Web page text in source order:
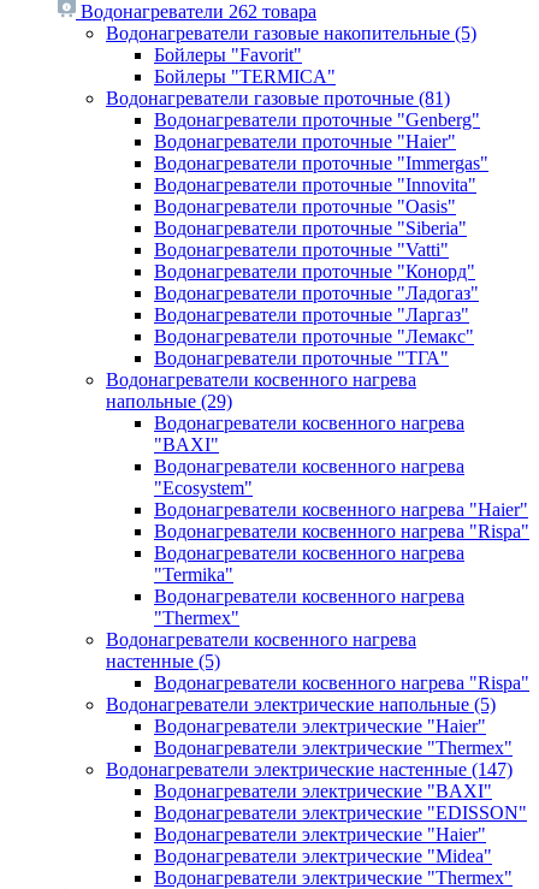
Водонагреватели 262 товара
Водонагреватели газовые накопительные (5)
Бойлеры "Favorit"
Бойлеры "TERMICA"
Водонагреватели газовые проточные (81)
Водонагреватели проточные "Genberg"
Водонагреватели проточные "Haier"
Водонагреватели проточные "Immergas"
Водонагреватели проточные "Innovita"
Водонагреватели проточные "Oasis"
Водонагреватели проточные "Siberia"
Водонагреватели проточные "Vatti"
Водонагреватели проточные "Конорд"
Водонагреватели проточные "Ладогаз"
Водонагреватели проточные "Ларгаз"
Водонагреватели проточные "Лемакс"
Водонагреватели проточные "ТГА"
Водонагреватели косвенного нагрева
напольные (29)
Водонагреватели косвенного нагрева
"BAXI"
Водонагреватели косвенного нагрева
"Ecosystem"
Водонагреватели косвенного нагрева "Haier"
Водонагреватели косвенного нагрева "Rispa"
Водонагреватели косвенного нагрева
"Termika"
Водонагреватели косвенного нагрева
"Thermex"
Водонагреватели косвенного нагрева
настенные (5)
Водонагреватели косвенного нагрева "Rispa"
Водонагреватели электрические напольные (5)
Водонагреватели электрические "Haier"
Водонагреватели электрические "Thermex"
Водонагреватели электрические настенные (147)
Водонагреватели электрические "BAXI"
Водонагреватели электрические "EDISSON"
Водонагреватели электрические "Haier"
Водонагреватели электрические "Midea"
Водонагреватели электрические "Thermex"